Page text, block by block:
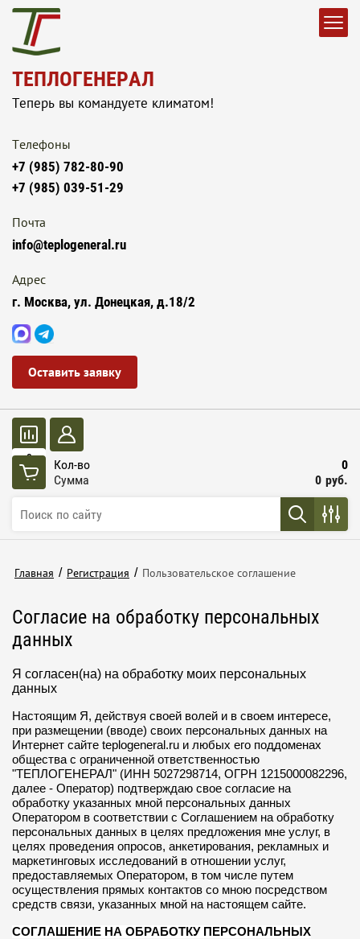
ТЕПЛОГЕНЕРАЛ
Теперь вы командуете климатом!
Телефоны
+7 (985) 782-80-90
+7 (985) 039-51-29
Почта
info@teplogeneral.ru
Адрес
г. Москва, ул. Донецкая, д.18/2
Оставить заявку
0 Кол-во
0
Сумма
0 руб.
Главная / Регистрация / Пользовательское соглашение
Согласие на обработку персональных
данных
Я согласен(на) на обработку моих персональных
данных
Настоящим Я, действуя своей волей и в своем интересе,
при размещении (вводе) своих персональных данных на
Интернет сайте teplogeneral.ru и любых его поддоменах
общества с ограниченной ответственностью
"ТЕПЛОГЕНЕРАЛ" (ИНН 5027298714, ОГРН 1215000082296,
далее - Оператор) подтверждаю свое согласие на
обработку указанных мной персональных данных
Оператором в соответствии с Соглашением на обработку
персональных данных в целях предложения мне услуг, в
целях проведения опросов, анкетирования, рекламных и
маркетинговых исследований в отношении услуг,
предоставляемых Оператором, в том числе путем
осуществления прямых контактов со мною посредством
средств связи, указанных мной на настоящем сайте.
СОГЛАШЕНИЕ НА ОБРАБОТКУ ПЕРСОНАЛЬНЫХ